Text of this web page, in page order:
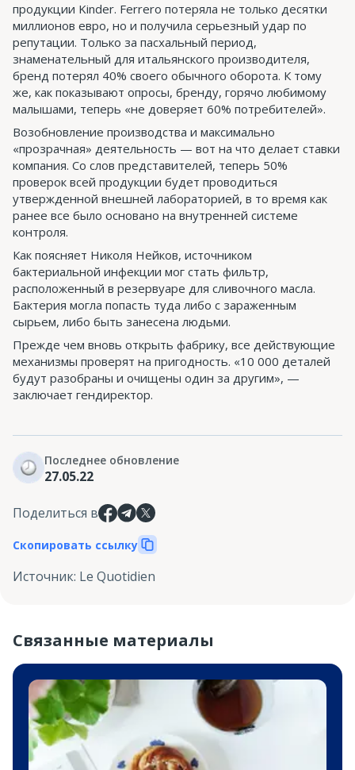
продукции Kinder. Ferrero потеряла не только десятки
миллионов евро, но и получила серьезный удар по
репутации. Только за пасхальный период,
знаменательный для итальянского производителя,
бренд потерял 40% своего обычного оборота. К тому
же, как показывают опросы, бренду, горячо любимому
малышами, теперь «не доверяет 60% потребителей».
Возобновление производства и максимально
«прозрачная» деятельность — вот на что делает ставки
компания. Со слов представителей, теперь 50%
проверок всей продукции будет проводиться
утвержденной внешней лабораторией, в то время как
ранее все было основано на внутренней системе
контроля.
Как поясняет Николя Нейков, источником
бактериальной инфекции мог стать фильтр,
расположенный в резервуаре для сливочного масла.
Бактерия могла попасть туда либо с зараженным
сырьем, либо быть занесена людьми.
Прежде чем вновь открыть фабрику, все действующие
механизмы проверят на пригодность. «10 000 деталей
будут разобраны и очищены один за другим», —
заключает гендиректор.
Последнее обновление
27.05.22
Поделиться в
Скопировать ссылку
Источник: Le Quotidien
Связанные материалы